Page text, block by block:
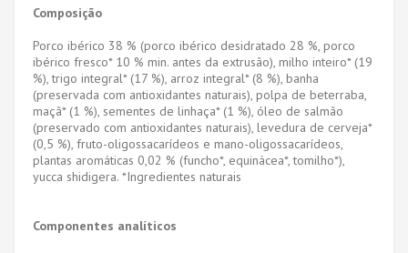
Composição
Porco ibérico 38 % (porco ibérico desidratado 28 %, porco
ibérico fresco* 10 % min. antes da extrusão), milho inteiro* (19
%), trigo integral* (17 %), arroz integral* (8 %), banha
(preservada com antioxidantes naturais), polpa de beterraba,
maçã* (1 %), sementes de linhaça* (1 %), óleo de salmão
(preservado com antioxidantes naturais), levedura de cerveja*
(0,5 %), fruto-oligossacarídeos e mano-oligossacarídeos,
plantas aromáticas 0,02 % (funcho*, equinácea*, tomilho*),
yucca shidigera. *Ingredientes naturais
Componentes analíticos